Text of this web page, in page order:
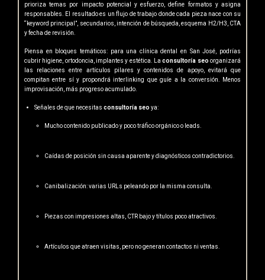
prioriza temas por impacto potencial y esfuerzo, define formatos y asigna
responsables. El resultado es un flujo de trabajo donde cada pieza nace con su
“keyword principal”, secundarios, intención de búsqueda, esquema H2/H3, CTA
y fecha de revisión.
Piensa en bloques temáticos: para una clínica dental en San José, podrías
cubrir higiene, ortodoncia, implantes y estética. Laconsultoría seo organizará
las relaciones entre artículos pilares y contenidos de apoyo, evitará que
compitan entre sí y propondrá interlinking que guíe a la conversión. Menos
improvisación, más progreso acumulado.
Señales de que necesitas consultoría seo ya:
Mucho contenido publicado y poco tráfico orgánico o leads.
Caídas de posición sin causa aparente y diagnósticos contradictorios.
Canibalización: varias URLs peleando por la misma consulta.
Piezas con impresiones altas, CTR bajo y títulos poco atractivos.
Artículos que atraen visitas, pero no generan contactos ni ventas.